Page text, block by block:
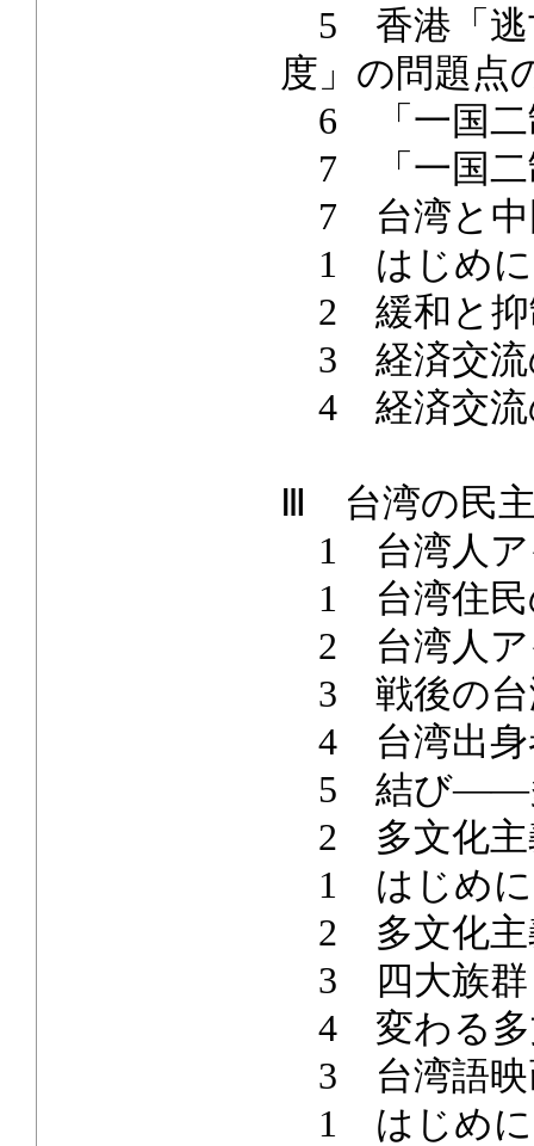
5 香港「逃
度」の問題点
6 「一国二
7 「一国二
7 台湾と中
1 はじめに
2 緩和と抑
3 経済交流
4 経済交流
Ⅲ 台湾の民主
1 台湾人ア
1 台湾住民
2 台湾人ア
3 戦後の台
4 台湾出身
5 結び――多
2 多文化主
1 はじめに
2 多文化主
3 四大族群
4 変わる多
3 台湾語映
1 はじめに